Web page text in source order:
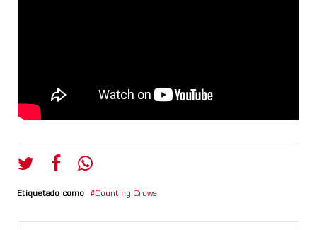
Etiquetado como Counting Crows,